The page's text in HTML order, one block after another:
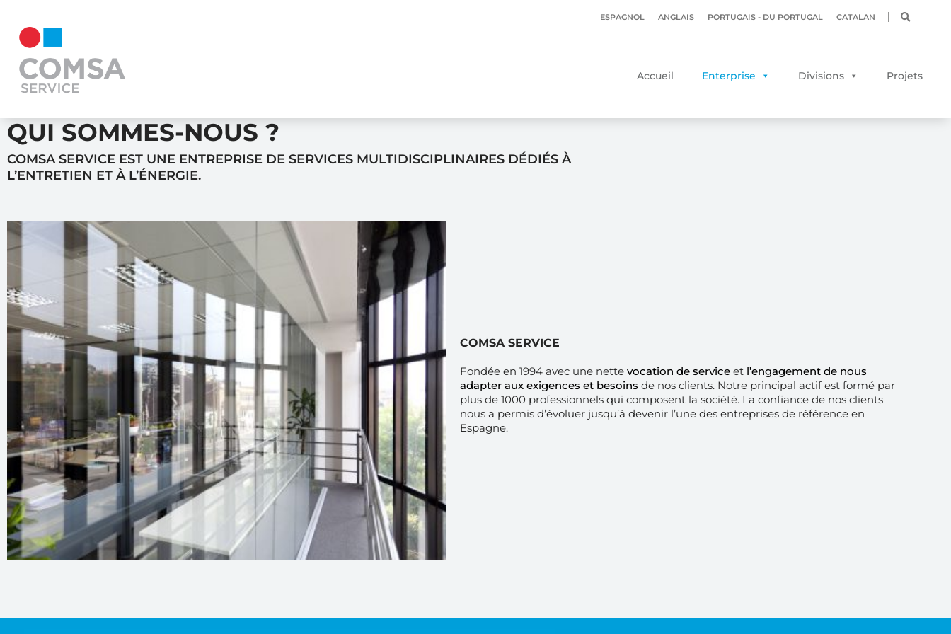
ESPAGNOL ANGLAIS PORTUGAIS - DU PORTUGAL CATALAN
Accueil Enterprise Divisions Projets
QUI SOMMES-NOUS ?
COMSA SERVICE EST UNE ENTREPRISE DE SERVICES MULTIDISCIPLINAIRES DÉDIÉS À
L’ENTRETIEN ET À L’ÉNERGIE.
COMSA SERVICE
Fondée en 1994 avec une nette vocation de service et l’engagement de nous
adapter aux exigences et besoins de nos clients. Notre principal actif est formé par
plus de 1000 professionnels qui composent la société. La confiance de nos clients
nous a permis d’évoluer jusqu’à devenir l’une des entreprises de référence en
Espagne.